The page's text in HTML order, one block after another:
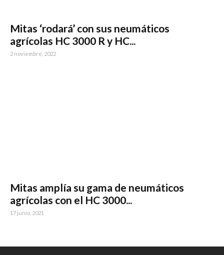
Mitas ‘rodará’ con sus neumáticos
agrícolas HC 3000 R y HC...
2 noviembre, 2022
Mitas amplía su gama de neumáticos
agrícolas con el HC 3000...
17 junio, 2021